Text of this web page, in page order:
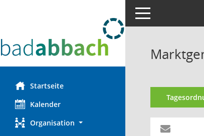
Startseite
Kalender
Organisation
Toggle navigation